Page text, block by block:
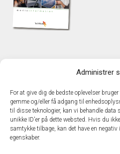
Administrer
For at give dig de bedste oplevelser
gemme og/eller få adgang til
til disse teknologier, kan vi behandle
unikke ID'er på dette websted. Hvis du
samtykke tilbage, kan det have en
egenskaber.
DK – 2600
Telefon: +45
E-mail: